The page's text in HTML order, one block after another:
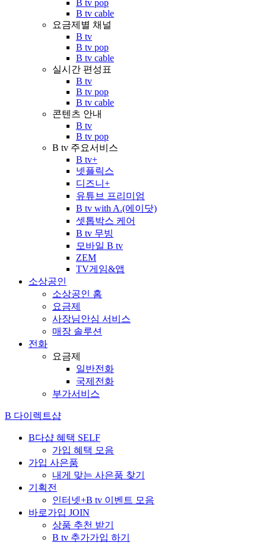
B tv pop
B tv cable
요금제별 채널
B tv
B tv pop
B tv cable
실시간 편성표
B tv
B tv pop
B tv cable
콘텐츠 안내
B tv
B tv pop
B tv 주요서비스
B tv+
넷플릭스
디즈니+
유튜브 프리미엄
B tv with A.(에이닷)
셋톱박스 케어
B tv 무빙
모바일 B tv
ZEM
TV게임&앱
소상공인
소상공인 홈
요금제
사장님안심 서비스
매장 솔루션
전화
요금제
일반전화
국제전화
부가서비스
B 다이렉트샵
B다샵 혜택 SELF
가입 혜택 모음
가입 사은품
내게 맞는 사은품 찾기
기획전
인터넷+B tv 이벤트 모음
바로가입 JOIN
상품 추천 받기
B tv 추가가입 하기